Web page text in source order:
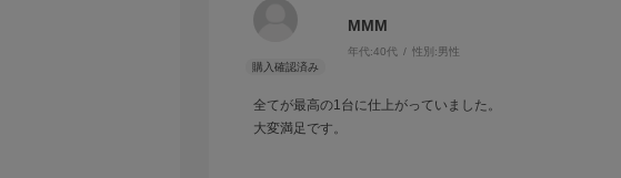
アイポイント：最終光学面か
液晶モニター
MMM
年代:40代 性別:男性
全てが最高の1台に仕上がっていました。
大変満足です。